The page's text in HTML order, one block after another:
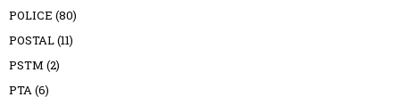
POLICE (80)
POSTAL(11)
PSTM (2)
PTA(6)